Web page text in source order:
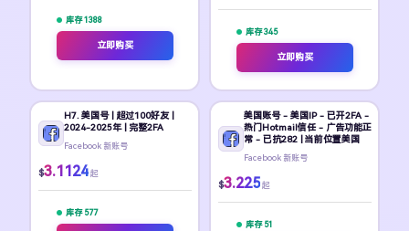
库存 1388
立即购买
库存 345
立即购买
H7. 美国号 | 超过100好友 |
2024-2025年 | 完整2FA
Facebook 新账号
$3.1124 起
库存 577
美国账号 - 美国IP - 已开2FA -
热门Hotmail信任 - 广告功能正
常 - 已抗282 | 当前位置美国
Facebook 新账号
$3.225 起
库存 51